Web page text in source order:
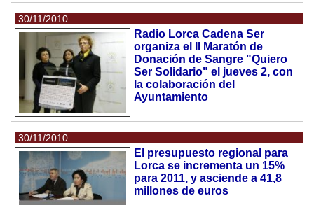
30/11/2010
Radio Lorca Cadena Ser
organiza el II Maratón de
Donación de Sangre "Quiero
Ser Solidario" el jueves 2, con
la colaboración del
Ayuntamiento
30/11/2010
El presupuesto regional para
Lorca se incrementa un 15%
para 2011, y asciende a 41,8
millones de euros